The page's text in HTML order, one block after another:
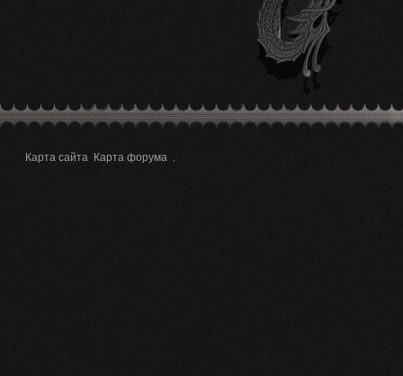
Карта сайта Карта форума